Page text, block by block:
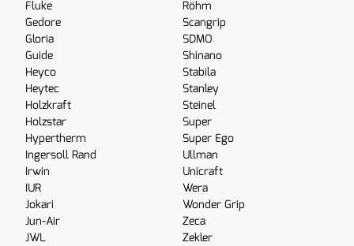
Fluke
Gedore
Gloria
Guide
Heyco
Heytec
Holzkraft
Holzstar
Hypertherm
Ingersoll Rand
Irwin
IUR
Jokari
Jun-Air
JWL
Röhm
Scangrip
SDMO
Shinano
Stabila
Stanley
Steinel
Super
Super Ego
Ullman
Unicraft
Wera
Wonder Grip
Zeca
Zekler